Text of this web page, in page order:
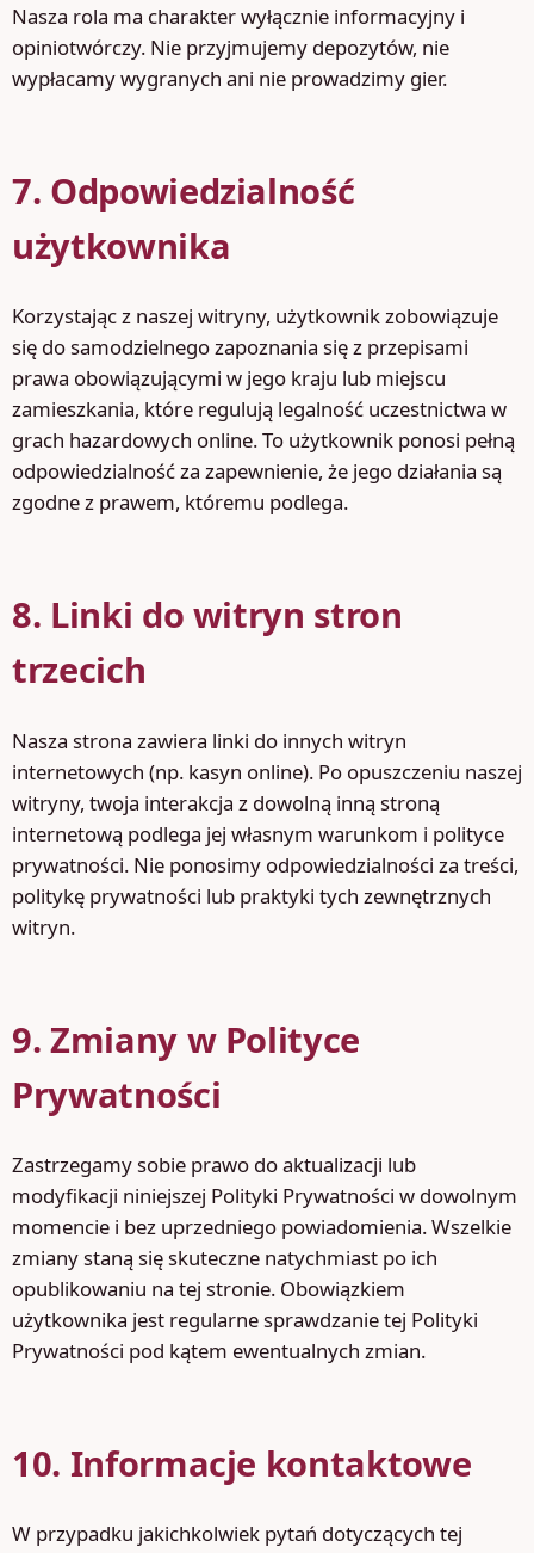
Nasza rola ma charakter wyłącznie informacyjny i
opiniotwórczy. Nie przyjmujemy depozytów, nie
wypłacamy wygranych ani nie prowadzimy gier.
7. Odpowiedzialność
użytkownika
Korzystając z naszej witryny, użytkownik zobowiązuje
się do samodzielnego zapoznania się z przepisami
prawa obowiązującymi w jego kraju lub miejscu
zamieszkania, które regulują legalność uczestnictwa w
grach hazardowych online. To użytkownik ponosi pełną
odpowiedzialność za zapewnienie, że jego działania są
zgodne z prawem, któremu podlega.
8. Linki do witryn stron
trzecich
Nasza strona zawiera linki do innych witryn
internetowych (np. kasyn online). Po opuszczeniu naszej
witryny, twoja interakcja z dowolną inną stroną
internetową podlega jej własnym warunkom i polityce
prywatności. Nie ponosimy odpowiedzialności za treści,
politykę prywatności lub praktyki tych zewnętrznych
witryn.
9. Zmiany w Polityce
Prywatności
Zastrzegamy sobie prawo do aktualizacji lub
modyfikacji niniejszej Polityki Prywatności w dowolnym
momencie i bez uprzedniego powiadomienia. Wszelkie
zmiany staną się skuteczne natychmiast po ich
opublikowaniu na tej stronie. Obowiązkiem
użytkownika jest regularne sprawdzanie tej Polityki
Prywatności pod kątem ewentualnych zmian.
10. Informacje kontaktowe
W przypadku jakichkolwiek pytań dotyczących tej